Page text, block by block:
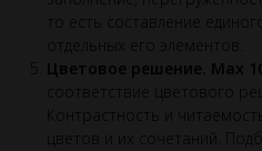
то есть составление
отдельных его элементов.
Цветовое решение. Max
соответствие цветового
Контрастность и
цветов и их сочетаний.